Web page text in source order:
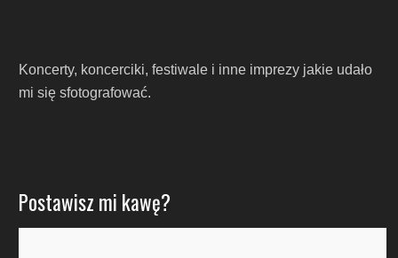
Koncerty, koncerciki, festiwale i inne imprezy jakie udało
mi się sfotografować.
Postawisz mi kawę?